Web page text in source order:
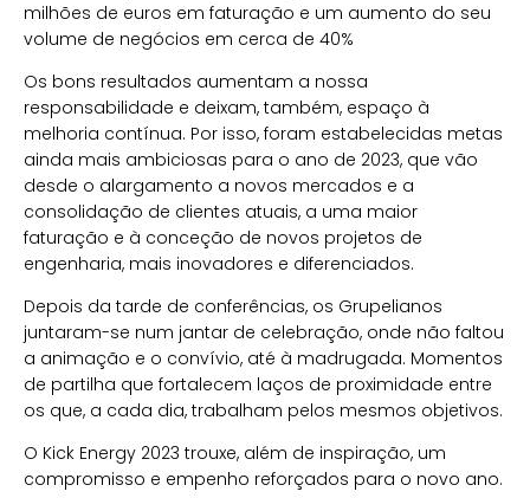
milhões de euros em faturação e um aumento do seu
volume de negócios em cerca de 40%
Os bons resultados aumentam a nossa
responsabilidade e deixam, também, espaço à
melhoria contínua. Por isso, foram estabelecidas metas
ainda mais ambiciosas para o ano de 2023, que vão
desde o alargamento a novos mercados e a
consolidação de clientes atuais, a uma maior
faturação e à conceção de novos projetos de
engenharia, mais inovadores e diferenciados.
Depois da tarde de conferências, os Grupelianos
juntaram-se num jantar de celebração, onde não faltou
a animação e o convívio, até à madrugada. Momentos
de partilha que fortalecem laços de proximidade entre
os que, a cada dia, trabalham pelos mesmos objetivos.
O Kick Energy 2023 trouxe, além de inspiração, um
compromisso e empenho reforçados para o novo ano.